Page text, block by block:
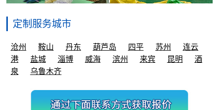
定制服务城市
沧州 鞍山 丹东 葫芦岛 四平 苏州
连云
港
盐城 淄博 威海 滨州 来宾 昆明
酒
泉
乌鲁木齐